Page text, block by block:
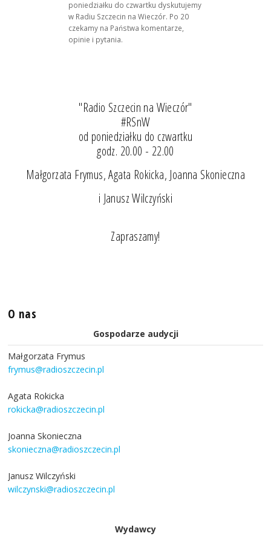
poniedziałku do czwartku dyskutujemy
w Radiu Szczecin na Wieczór. Po 20
czekamy na Państwa komentarze,
opinie i pytania.
"Radio Szczecin na Wieczór"
#RSnW
od poniedziałku do czwartku
godz. 20.00 - 22.00
Małgorzata Frymus, Agata Rokicka, Joanna Skonieczna
i Janusz Wilczyński
Zapraszamy!
O nas
Gospodarze audycji
Małgorzata Frymus
frymus@radioszczecin.pl
Agata Rokicka
rokicka@radioszczecin.pl
Joanna Skonieczna
skonieczna@radioszczecin.pl
Janusz Wilczyński
wilczynski@radioszczecin.pl
Wydawcy